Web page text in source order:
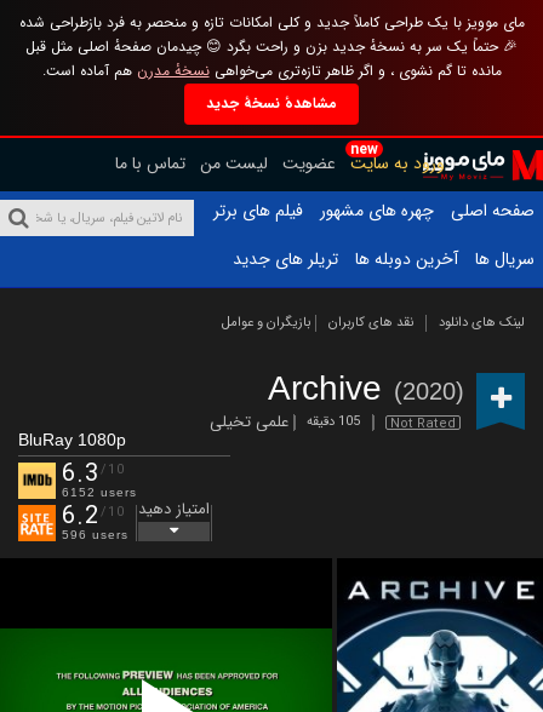
مای موویز با یک طراحی کاملاً جدید و کلی امکانات تازه و منحصر به فرد بازطراحی شده
🎉 حتماً یک سر به نسخهٔ جدید بزن و راحت بگرد 😊 چیدمان صفحهٔ اصلی مثل قبل
مانده تا گم نشوی ، و اگر ظاهر تازه‌تری می‌خواهینسخهٔ مدرن هم آماده است.
مشاهدهٔ نسخهٔ جدید
new
ورود به سایت عضویت لیست من تماس با ما
صفحه اصلی
چهره های مشهور
فیلم های برتر
سریال ها
آخرین دوبله ها تریلر های جدید
لینک های دانلود نقد های کاربران بازیگران و عوامل
Archive (2020)
Not Rated 105 دقیقه علمی تخیلی
BluRay 1080p
6.3 /10
6152 users
6.2 /10
596 users
امتیاز دهید